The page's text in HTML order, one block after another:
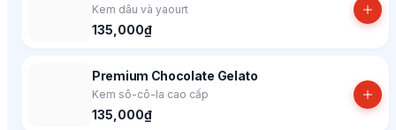
Kem dâu và yaourt
135,000₫
Premium Chocolate Gelato
Kem sô-cô-la cao cấp
135,000₫